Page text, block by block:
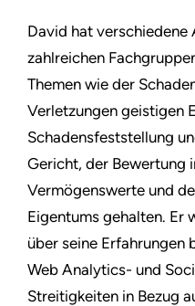
David hat
zahlreichen
Themen wie der
Verletzungen geistigen
Schadensfeststellung
Gericht, der Bewertung
Vermögenswerte und
Eigentums gehalten. Er
über seine Erfahrungen
Web Analytics- und
Streitigkeiten in Bezug